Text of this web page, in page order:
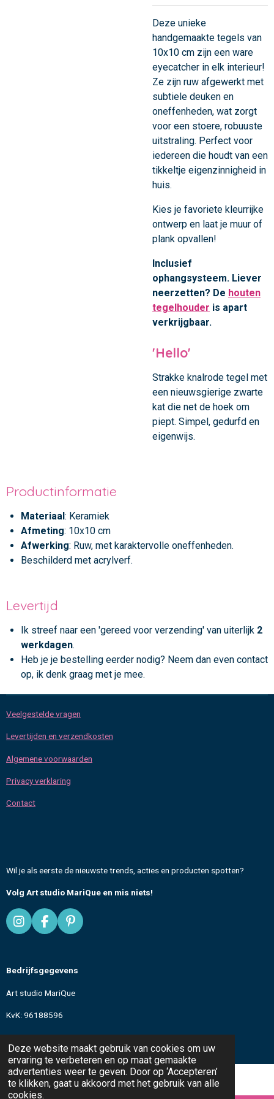
Deze website maakt gebruik van cookies om uw
ervaring te verbeteren en op maat gemaakte
advertenties weer te geven. Door op ‘Accepteren’
te klikken, gaat u akkoord met het gebruik van alle
cookies.
Deze unieke
handgemaakte tegels van
10x10 cm zijn een ware
eyecatcher in elk interieur!
Ze zijn ruw afgewerkt met
subtiele deuken en
oneffenheden, wat zorgt
voor een stoere, robuuste
uitstraling. Perfect voor
iedereen die houdt van een
tikkeltje eigenzinnigheid in
huis.
Kies je favoriete kleurrijke
ontwerp en laat je muur of
plank opvallen!
Inclusief
ophangsysteem. Liever
neerzetten? De houten
tegelhouder is apart
verkrijgbaar.
'Hello'
Strakke knalrode tegel met
een nieuwsgierige zwarte
kat die net de hoek om
piept. Simpel, gedurfd en
eigenwijs.
Productinformatie
Materiaal: Keramiek
Afmeting: 10x10 cm
Afwerking: Ruw, met karaktervolle oneffenheden.
Beschilderd met acrylverf.
Levertijd
Ik streef naar een 'gereed voor verzending' van uiterlijk 2
werkdagen.
Heb je je bestelling eerder nodig? Neem dan even contact
op, ik denk graag met je mee.
Veelgestelde vragen
Levertijden en verzendkosten
Algemene voorwaarden
Privacy verklaring
Contact
Wil je als eerste de nieuwste trends, acties en producten spotten?
Volg Art studio MariQue en mis niets!
I
n
a
r
m
F
a
b
o
P
i
e
e
Bedrijfsgegevens
Art studio MariQue
KvK: 96188596
All text and images© 2024-2026 Art studio MariQue